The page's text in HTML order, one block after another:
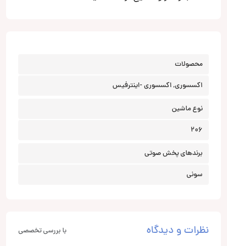
محصولات
اکسسوری, اکسسوری -اینترفیس
نوع ماشین
206
برندهای پخش صوتی
سونی
نظرات و دیدگاه با بررسی تخصصی